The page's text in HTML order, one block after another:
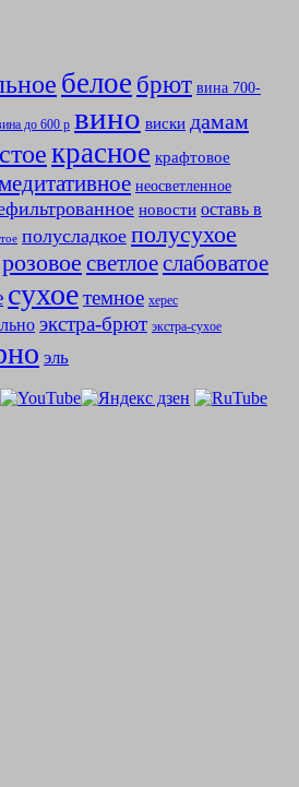
белое брют вина 700-
до 600 р вино виски дамам
красное крафтовое
неосветленное
новости оставь в
полусладкое полусухое
розовое светлоеслабоватое
сухоетемное херес
экстра-брют экстра-сухое
эль